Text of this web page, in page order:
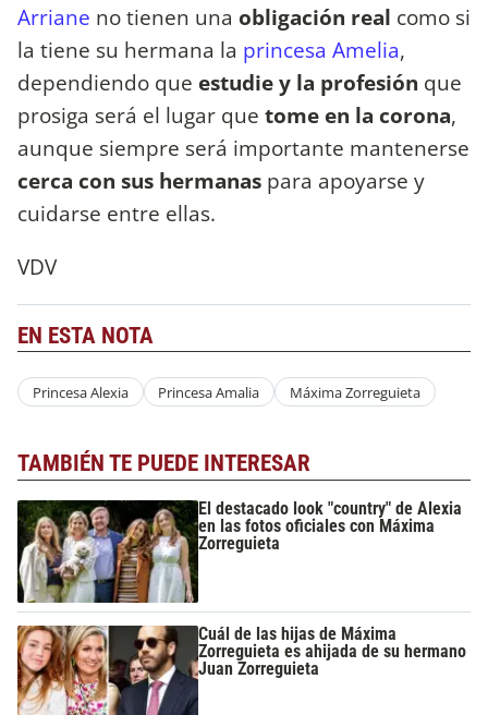
Arriane no tienen una obligación real como si
la tiene su hermana la princesa Amelia,
dependiendo que estudie y la profesión que
prosiga será el lugar que tome en la corona,
aunque siempre será importante mantenerse
cerca con sus hermanas para apoyarse y
cuidarse entre ellas.
VDV
EN ESTA NOTA
Princesa Alexia Princesa Amalia Máxima Zorreguieta
TAMBIÉN TE PUEDE INTERESAR
El destacado look "country" de Alexia
en las fotos oficiales con Máxima
Zorreguieta
Cuál de las hijas de Máxima
Zorreguieta es ahijada de su hermano
Juan Zorreguieta